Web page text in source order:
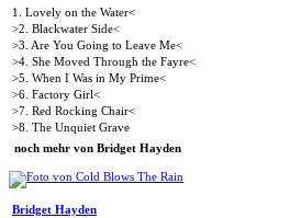
1. Lovely on the Water<
>2. Blackwater Side<
>3. Are You Going to Leave Me<
>4. She Moved Through the Fayre<
>5. When I Was in My Prime<
>6. Factory Girl<
>7. Red Rocking Chair<
>8. The Unquiet Grave
noch mehr von Bridget Hayden
Bridget Hayden